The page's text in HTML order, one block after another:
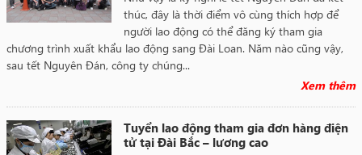
thúc, đây là thời điểm vô cùng thích hợp để
người lao động có thể đăng ký tham gia
chương trình xuất khẩu lao động sang Đài Loan. Năm nào cũng vậy,
sau tết Nguyên Đán, công ty chúng...
Xem thêm
Tuyển lao động tham gia đơn hàng điện
tử tại Đài Bắc – lương cao